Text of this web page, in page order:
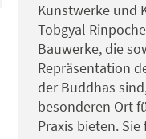
Kunstwerke und
Tobgyal
Bauwerke, die
Repräsentation
der Buddhas
besonderen Ort
Praxis bieten.